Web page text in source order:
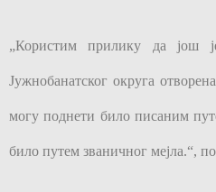
„Користим прилику да још
Јужнобанатског округа
могу поднети било писаним
било путем званичног мејла.“,